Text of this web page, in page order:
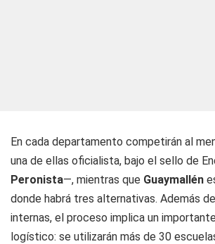
En cada departamento competirán al
una de ellas oficialista, bajo el sello de
Peronista—, mientras que Guaymallén
donde habrá tres alternativas. Además
internas, el proceso implica un
logístico: se utilizarán más de 30